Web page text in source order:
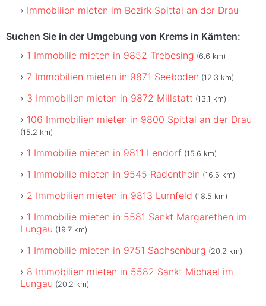
Immobilien mieten im Bezirk Spittal an der Drau
Suchen Sie in der Umgebung von Krems in Kärnten:
1 Immobilie mieten in 9852 Trebesing (6.6 km)
7 Immobilien mieten in 9871 Seeboden (12.3 km)
3 Immobilien mieten in 9872 Millstatt (13.1 km)
106 Immobilien mieten in 9800 Spittal an der Drau
(15.2 km)
1 Immobilie mieten in 9811 Lendorf (15.6 km)
1 Immobilie mieten in 9545 Radenthein (16.6 km)
2 Immobilien mieten in 9813 Lurnfeld (18.5 km)
1 Immobilie mieten in 5581 Sankt Margarethen im
Lungau (19.7 km)
1 Immobilie mieten in 9751 Sachsenburg (20.2 km)
8 Immobilien mieten in 5582 Sankt Michael im
Lungau (20.2 km)